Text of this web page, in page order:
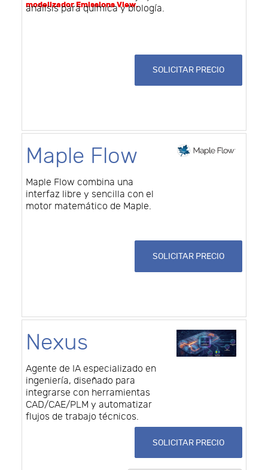
modelizador Emissions View.
análisis para quimica y biología.
SOLICITAR PRECIO
Maple Flow
Maple Flow combina una
interfaz libre y sencilla con el
motor matemático de Maple.
SOLICITAR PRECIO
Nexus
Agente de IA especializado en
ingeniería, diseñado para
integrarse con herramientas
CAD/CAE/PLM y automatizar
flujos de trabajo técnicos.
SOLICITAR PRECIO